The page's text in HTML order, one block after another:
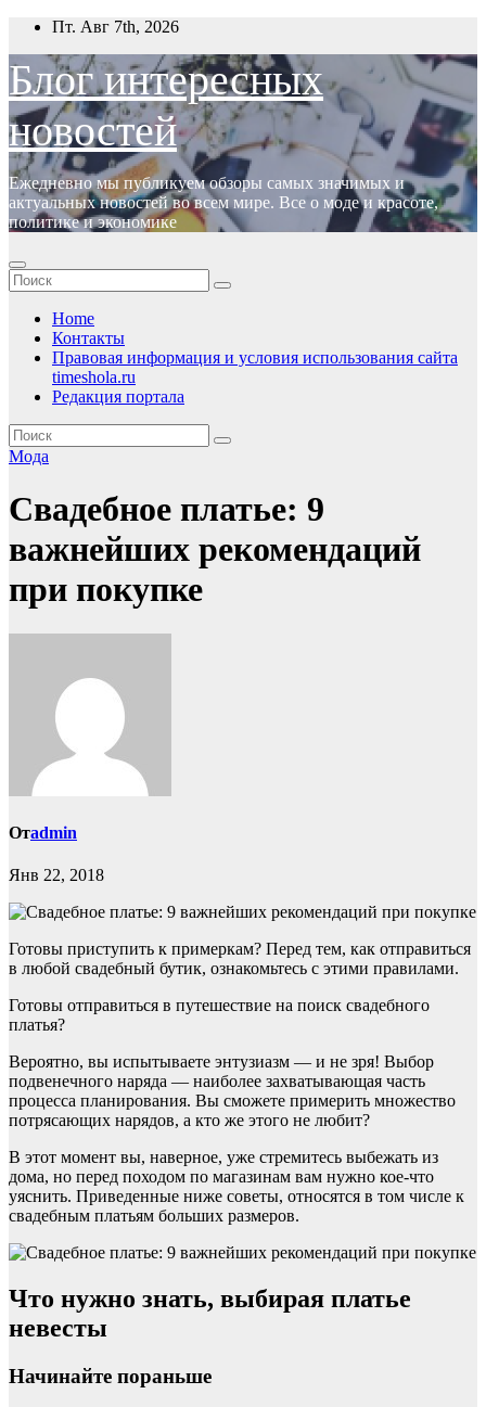
Перейти
содержимому
Пт. Авг 7th, 2026
Блог интересных
новостей
Ежедневно мы публикуем обзоры самых значимых и
актуальных новостей во всем мире. Все о моде и красоте,
политике и экономике
Home
Контакты
Правовая информация и условия использования сайта
timeshola.ru
Редакция портала
Мода
Свадебное платье: 9
важнейших рекомендаций
при покупке
Отadmin
Янв 22, 2018
Готовы приступить к примеркам? Перед тем, как отправиться
в любой свадебный бутик, ознакомьтесь с этими правилами.
Готовы отправиться в путешествие на поиск свадебного
платья?
Вероятно, вы испытываете энтузиазм — и не зря! Выбор
подвенечного наряда — наиболее захватывающая часть
процесса планирования. Вы сможете примерить множество
потрясающих нарядов, а кто же этого не любит?
В этот момент вы, наверное, уже стремитесь выбежать из
дома, но перед походом по магазинам вам нужно кое-что
уяснить. Приведенные ниже советы, относятся в том числе к
свадебным платьям больших размеров.
Что нужно знать, выбирая платье
невесты
Начинайте пораньше